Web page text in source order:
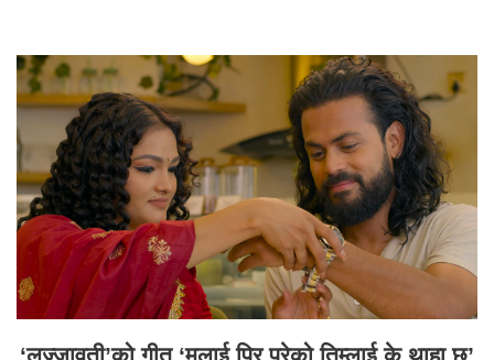
‘लज्जावती’को गीत ‘मलाई पिर परेको तिम्लाई के थाहा छ’